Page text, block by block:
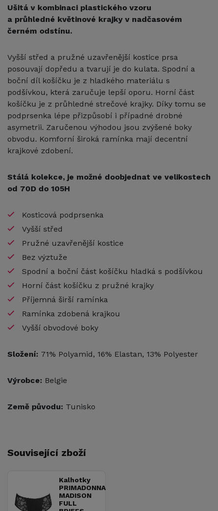
Ušitá v kombinaci plastického vzoru
a průhledné květinové krajky v nadčasovém
černém odstínu.
Vyšší střed a pružné uzavřenější kostice prsa
posouvají dopředu a tvarují je do kulata. Spodní a
boční díl košíčku je z hladkého materiálu s
podšívkou, která zaručuje lepší oporu. Horní část
košíčku je z průhledné strečové krajky. Díky tomu se
podprsenka lépe přizpůsobí i případné drobné
asymetrii. Zaručenou výhodou jsou zvýšené boky
obvodu. Komforní široká ramínka mají decentní
krajkové zdobení.
Stálá kolekce, je možné doobjednat ve velikostech
od 70D do 105H
Kosticová podprsenka
Vyšší střed
Pružné uzavřenější kostice
Bez výztuže
Spodní a boční část košíčku hladká s podšívkou
Horní část košíčku z pružné krajky
Příjemná širší ramínka
Ramínka zdobená krajkou
Vyšší obvodové boky
Složení: 71% Polyamid, 16% Elastan, 13% Polyester
Výrobce: Belgie
Země původu: Tunisko
Související zboží
Kalhotky
PRIMADONNA
MADISON
FULL